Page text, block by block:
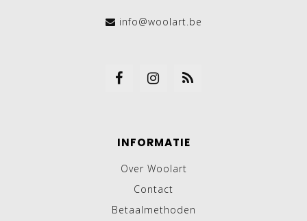
info@woolart.be
INFORMATIE
Over Woolart
Contact
Betaalmethoden